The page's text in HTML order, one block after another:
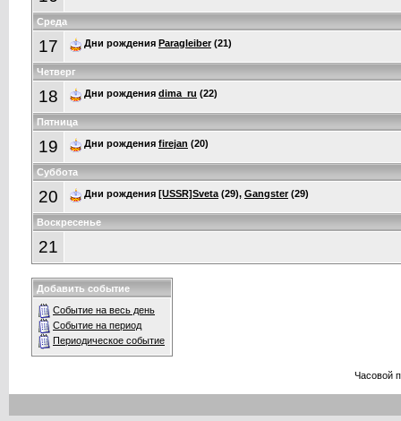
Среда
17 Дни рождения Paragleiber(21)
Четверг
18 Дни рождения dima_ru (22)
Пятница
19 Дни рождения firejan (20)
Суббота
20 Дни рождения [USSR]Sveta(29), Gangster(29)
Воскресенье
21
Добавить событие
Событие на весь день
Событие на период
Периодическое событие
Часовой